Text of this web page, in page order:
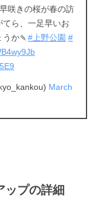
咲きの桜が春の訪
ら、一足早いお
か🍡 #上野公園 #
March
ップの詳細